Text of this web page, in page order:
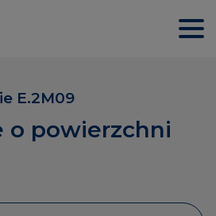
E.2M09
o powierzchni